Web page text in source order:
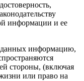
информации и ее
данных информацию,
стороны, (включая
или право на